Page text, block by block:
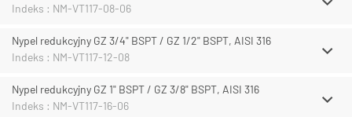
Indeks : NM-VT117-08-06
Nypel redukcyjny GZ 3/4" BSPT / GZ 1/2" BSPT, AISI 316
Indeks : NM-VT117-12-08
Nypel redukcyjny GZ 1" BSPT / GZ 3/8" BSPT, AISI 316
Indeks : NM-VT117-16-06